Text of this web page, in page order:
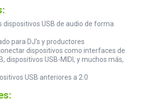
dispositivos USB de audio de forma
para DJ's y productores
dispositivos como interfaces de
dispositivos USB-MIDI, y muchos más,
USB anteriores a 2.0